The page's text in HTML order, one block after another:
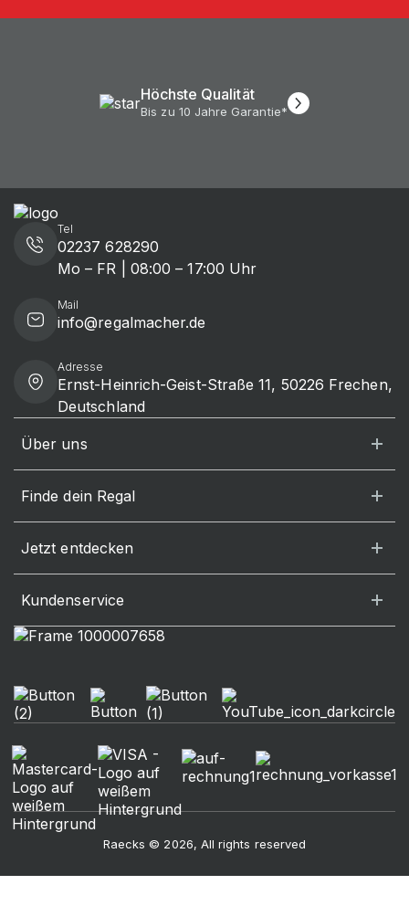
Höchste Qualität
Bis zu 10 Jahre Garantie*
Tel
02237 628290
Mo – FR | 08:00 – 17:00 Uhr
Mail
info@regalmacher.de
Adresse
Ernst-Heinrich-Geist-Straße 11, 50226 Frechen,
Deutschland
Über uns
Finde dein Regal
Jetzt entdecken
Kundenservice
Raecks © 2026, All rights reserved